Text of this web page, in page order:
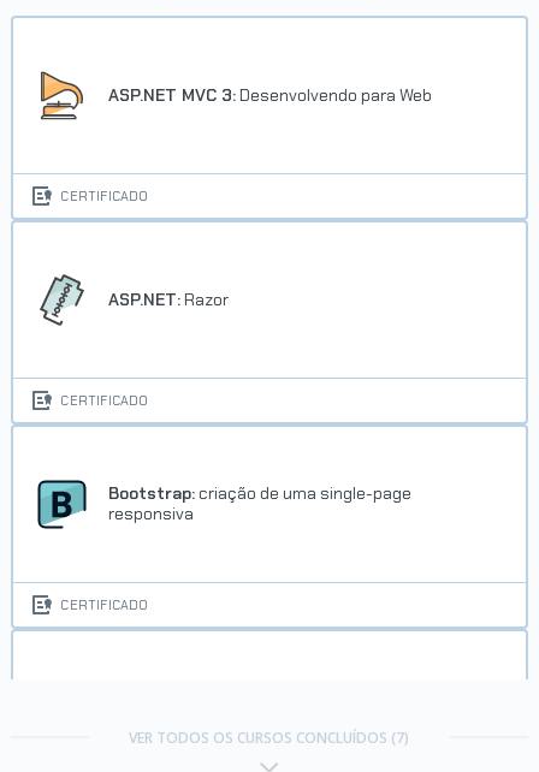
ASP.NET MVC 3: Desenvolvendo para Web
CERTIFICADO
ASP.NET: Razor
CERTIFICADO
Bootstrap: criação de uma single-page
responsiva
CERTIFICADO
VER TODOS OS CURSOS CONCLUÍDOS (7)